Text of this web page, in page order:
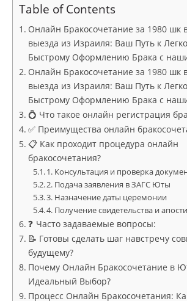
Table of Contents
Онлайн Бракосочетание за 1980 шк
выезда из Израиля: Ваш Путь к
Быстрому Оформлению Брака с
Онлайн Бракосочетание за 1980 шк
выезда из Израиля: Ваш Путь к
Быстрому Оформлению Брака с
💍 Что такое онлайн регистрация
✅ Преимущества онлайн
📋 Как проходит процедура онлайн
бракосочетания?
1. Консультация и проверка
2. Подача заявления в ЗАГС Юты
3. Назначение даты церемонии
4. Получение свидетельства и
❓ Часто задаваемые вопросы:
📝 Готовы сделать шаг навстречу
будущему?
Почему Онлайн Бракосочетание в
Идеальный Выбор?
Процесс Онлайн Бракосочетания: